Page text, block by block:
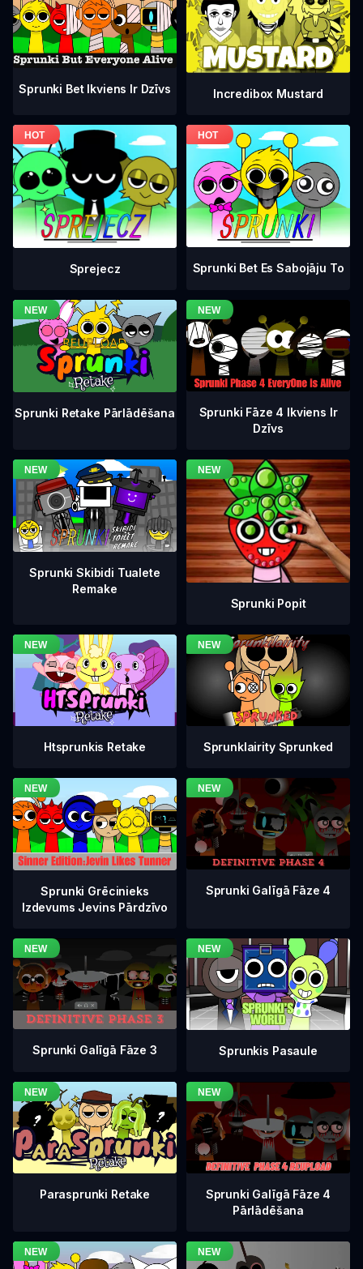
Sprunki Bet Ikviens Ir Dzīvs Incredibox Mustard
Sprejecz Sprunki Bet Es Sabojāju To
Sprunki Retake Pārlādēšana
Sprunki Fāze 4 Ikviens Ir
Dzīvs
Sprunki Skibidi Tualete
Remake
Sprunki Popit
Htsprunkis Retake Sprunklairity Sprunked
Sprunki Grēcinieks
Izdevums Jevins Pārdzīvo
Sprunki Galīgā Fāze 4
Sprunki Galīgā Fāze 3 Sprunkis Pasaule
Parasprunki Retake
Sprunki Galīgā Fāze 4
Pārlādēšana